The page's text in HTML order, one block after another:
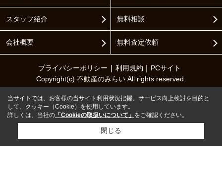
スタッフ紹介
会社概要
無料相談
無料査定依頼
プライバシーポリシー 利用規約
PCサイト
Copyright(c) 不動産のみらい All rights reserved.
当サイトでは、お客様の当サイト利用状況把握、サービス向上検討を目的と
して、クッキー（Cookie）を使用しています。
詳しくは、当社の 「Cookieの取扱いについて」 をご確認ください。
閉じる